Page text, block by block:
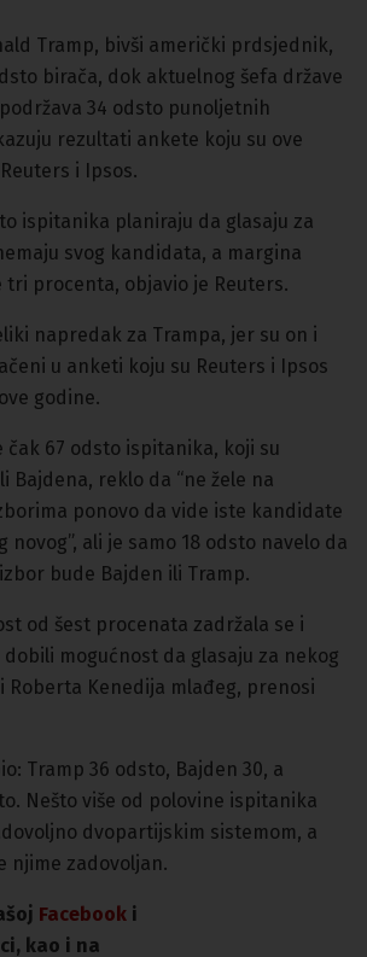
Tramp, bivši američki prdsjednik,
birača, dok aktuelnog šefa države
34 odsto punoljetnih
rezultati ankete koju su ove
i Ipsos.
ispitanika planiraju da glasaju za
svog kandidata, a margina
tri procenta, objavio je Reuters.
napredak za Trampa, jer su on i
u anketi koju su Reuters i Ipsos
godine.
čak 67 odsto ispitanika, koji su
Bajdena, reklo da “ne žele na
ponovo da vide iste kandidate
ali je samo 18 odsto navelo da
bude Bajden ili Tramp.
od šest procenata zadržala se i
mogućnost da glasaju za nekog
Roberta Kenedija mlađeg, prenosi
Tramp 36 odsto, Bajden 30, a
Nešto više od polovine ispitanika
dvopartijskim sistemom, a
njime zadovoljan.
Facebook i
kao i na